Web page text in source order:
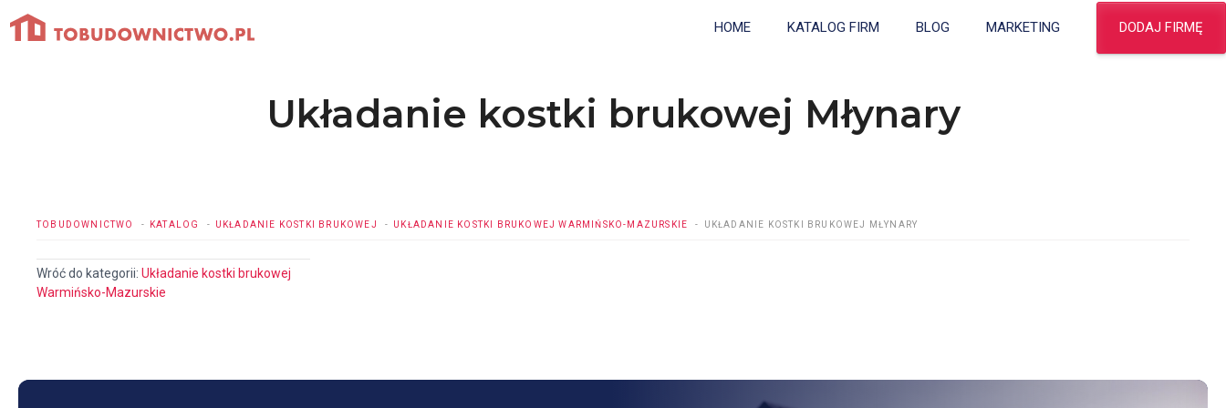
Przejdź
do
HOME KATALOG FIRM BLOG MARKETING DODAJ FIRMĘ
Układanie kostki brukowej Młynary
TOBUDOWNICTWO KATALOG UKŁADANIE KOSTKI BRUKOWEJ UKŁADANIE KOSTKI BRUKOWEJ WARMIŃSKO-MAZURSKIE UKŁADANIE KOSTKI BRUKOWEJ MŁYNARY
Wróć do kategorii: Układanie kostki brukowej
Warmińsko-Mazurskie